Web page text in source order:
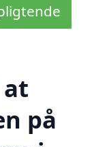
på